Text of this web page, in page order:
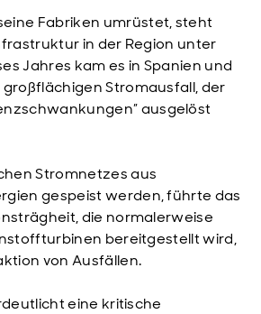
Fabriken umrüstet, steht
in der Region unter
Jahres kam es in Spanien und
Stromausfall, der
ausgelöst
Stromnetzes aus
gespeist werden, führte das
die normalerweise
bereitgestellt wird,
von Ausfällen.
eine kritische